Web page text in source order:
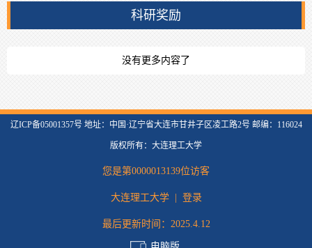
科研奖励
没有更多内容了
辽ICP备05001357号 地址：中国·辽宁省大连市甘井子区凌工路2号 邮编：116024
版权所有：大连理工大学
您是第0000013139位访客
大连理工大学| 登录
最后更新时间： 2025.4.12